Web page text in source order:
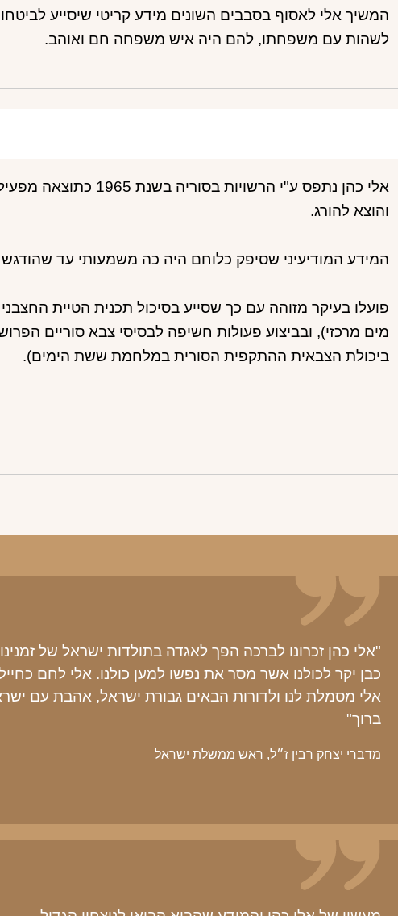
המשיך אלי לאסוף בסבבים השונים מידע קריטי שיסייע
לשהות עם משפחתו, להם היה איש משפחה חם ואוהב.
אלי כהן נתפס ע"י
והוצא להורג.
המידע המודיעיני שסיפק כלוחם היה כה משמעותי עד
פועלו בעיקר מזוהה עם כך שסייע בסיכול תכנית הטיית
מים מרכזי), ובביצוע פעולות חשיפה לבסיסי צבא סוריים
ביכולת הצבאית ההתקפית הסורית במלחמת ששת הימים).
"אלי כהן זכרונו לברכה הפך לאגדה בתולדות ישראל של
כבן יקר לכולנו אשר מסר את נפשו למען כולנו. אלי לחם
אלי מסמלת לנו ולדורות הבאים גבורת ישראל, אהבת עם
ברוך"
מדברי יצחק רבין ז״ל, ראש ממשלת ישראל